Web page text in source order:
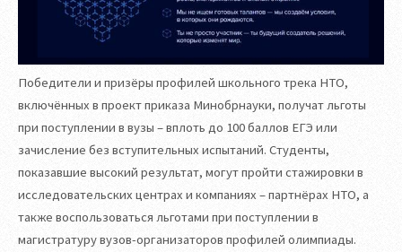
Победители и призёры профилей школьного трека НТО,
включённых в проект приказа Минобрнауки, получат льготы
при поступлении в вузы – вплоть до 100 баллов ЕГЭ или
зачисление без вступительных испытаний. Студенты,
показавшие высокий результат, могут пройти стажировки в
исследовательских центрах и компаниях – партнёрах НТО, а
также воспользоваться льготами при поступлении в
магистратуру вузов-организаторов профилей олимпиады.